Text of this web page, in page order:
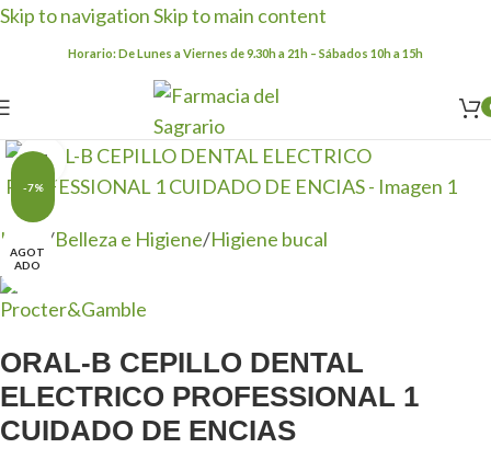
Skip to navigationSkip to main content
Horario: De Lunes a Viernes de 9.30h a 21h – Sábados 10h a 15h
-7%
AGOT
ADO
Clic para ampliar
Inicio /Belleza e Higiene/Higiene bucal
ORAL-B CEPILLO DENTAL
ELECTRICO PROFESSIONAL 1
CUIDADO DE ENCIAS